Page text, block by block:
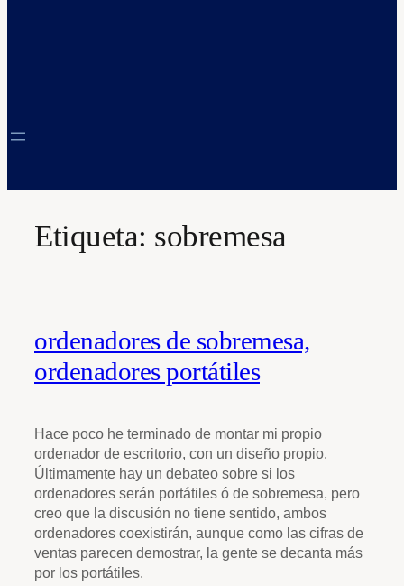
Etiqueta: sobremesa
ordenadores de sobremesa,
ordenadores portátiles
Hace poco he terminado de montar mi propio
ordenador de escritorio, con un diseño propio.
Últimamente hay un debateo sobre si los
ordenadores serán portátiles ó de sobremesa, pero
creo que la discusión no tiene sentido, ambos
ordenadores coexistirán, aunque como las cifras de
ventas parecen demostrar, la gente se decanta más
por los portátiles.